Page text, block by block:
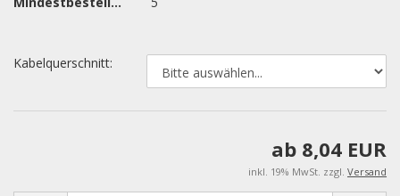
Kabelquerschnitt:
ab 8,04 EUR
inkl. 19% MwSt. zzgl. Versand